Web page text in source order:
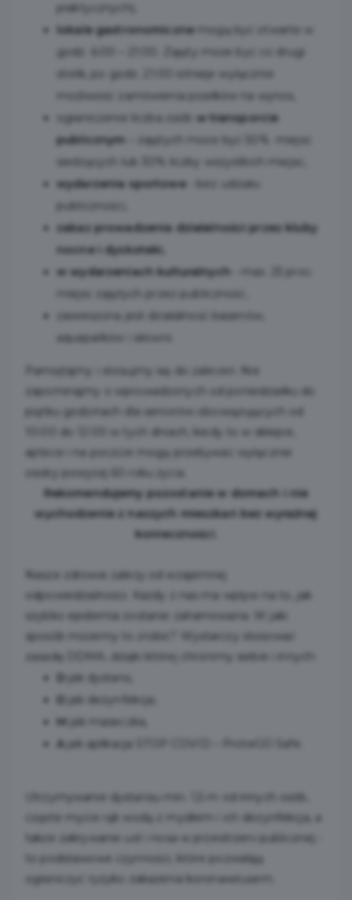
praktycznych),
lokale gastronomicznemogą być otwarte w
godz. 6:00 – 21:00. Zajęty może być co drugi
stolik, po godz. 21:00 istnieje wyłącznie
możliwość zamówienia posiłków na wynos,
ograniczenie liczba osób
w transporcie
publicznym
– zajętych może być 50% miejsc
siedzących lub 30% liczby wszystkich miejsc,
wydarzenia sportowe - bez udziału
zakaz prowadzenia działalności przez kluby
nocne i dyskoteki,
w wydarzeniach kulturalnych
- max. 25 proc.
miejsc zajętych przez publiczność,
zawieszona jest działalność basenów,
aquaparków i siłowni.
Pamiętajmy i stosujmy się do zaleceń. Nie
zapominajmy o wprowadzonych od poniedziałku do
piątku godzinach dla seniorów obowiązujących od
10:00 do 12:00 w tych dniach, kiedy to w sklepie,
aptece i na poczcie mogą przebywać wyłącznie
osoby powyżej 60 roku życia.
Rekomendujemy pozostanie w domach i nie
wychodzenie z naszych mieszkań bez wyraźnej
konieczności.
Nasze zdrowie zależy od wzajemnej
odpowiedzialności. Każdy z nas ma wpływ na to, jak
szybko epidemia zostanie zahamowana. W jaki
sposób możemy to zrobić? Wystarczy stosować
zasadę DDMA, dzięki której chronimy siebie i innych:
jak dystans,
jak dezynfekcja,
M jak maseczka,
A jak aplikacja STOP COVID – ProteGO Safe.
Utrzymywanie dystansu min. 1,5 m od innych osób,
częste mycie rąk wodą z mydłem i ich dezynfekcja, a
także zakrywanie ust i nosa w przestrzeni publicznej -
to podstawowe czynności, które pozwalają
ograniczyć ryzyko zakażenia koronawirusem.